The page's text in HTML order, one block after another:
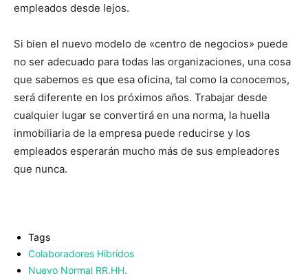
empleados desde lejos.
Si bien el nuevo modelo de «centro de negocios» puede
no ser adecuado para todas las organizaciones, una cosa
que sabemos es que esa oficina, tal como la conocemos,
será diferente en los próximos años. Trabajar desde
cualquier lugar se convertirá en una norma, la huella
inmobiliaria de la empresa puede reducirse y los
empleados esperarán mucho más de sus empleadores
que nunca.
Tags
Colaboradores Hibridos
Nuevo Normal RR.HH.